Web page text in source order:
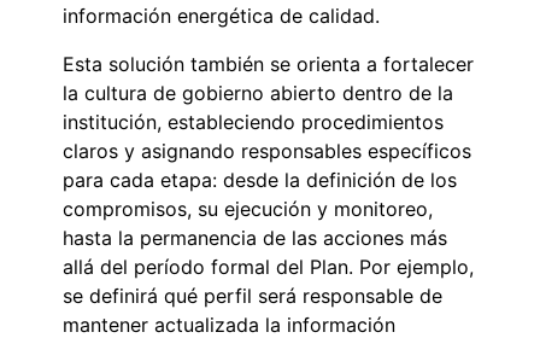
información energética de calidad.
Esta solución también se orienta a fortalecer
la cultura de gobierno abierto dentro de la
institución, estableciendo procedimientos
claros y asignando responsables específicos
para cada etapa: desde la definición de los
compromisos, su ejecución y monitoreo,
hasta la permanencia de las acciones más
allá del período formal del Plan. Por ejemplo,
se definirá qué perfil será responsable de
mantener actualizada la información